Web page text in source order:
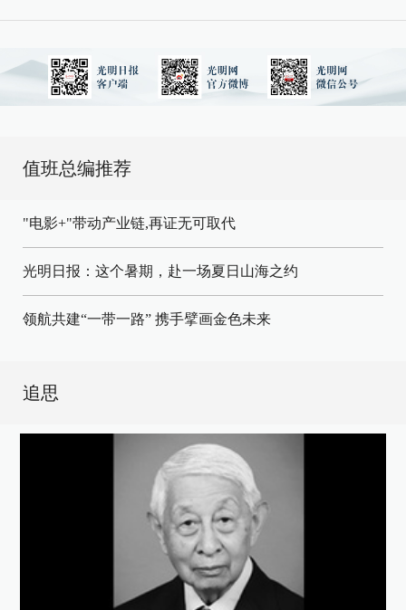
值班总编推荐
"电影+"带动产业链,再证无可取代
光明日报：这个暑期，赴一场夏日山海之约
领航共建“一带一路” 携手擘画金色未来
追思